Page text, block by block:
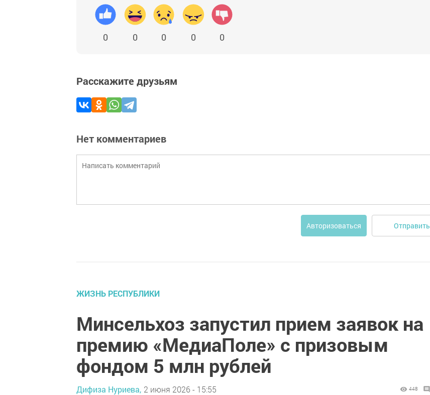
0 0 0 0 0
Расскажите друзьям
Нет комментариев
Авторизоваться Отправить
ЖИЗНЬ РЕСПУБЛИКИ
Минсельхоз запустил прием заявок на
премию «МедиаПоле» с призовым
фондом 5 млн рублей
Дифиза Нуриева, 2 июня 2026 - 15:55 448